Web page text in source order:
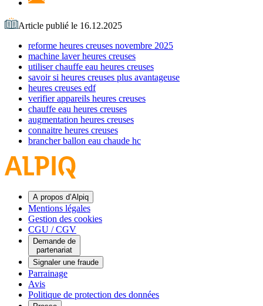
Article publié le 16.12.2025
reforme heures creuses novembre 2025
machine laver heures creuses
utiliser chauffe eau heures creuses
savoir si heures creuses plus avantageuse
heures creuses edf
verifier appareils heures creuses
chauffe eau heures creuses
augmentation heures creuses
connaitre heures creuses
brancher ballon eau chaude hc
A propos d’Alpiq
Mentions légales
Gestion des cookies
CGU / CGV
Demande de
partenariat
Signaler une fraude
Parrainage
Avis
Politique de protection des données